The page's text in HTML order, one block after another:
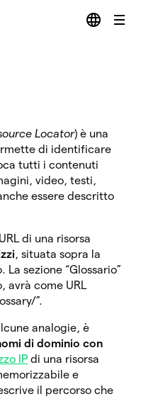
Locator) è una
di identificare
tutti i contenuti
video, testi,
essere descritto
di una risorsa
, situata sopra la
sezione “Glossario”
avrà come URL
”.
analogie, è
di dominio con
IP di una risorsa
e
il percorso che